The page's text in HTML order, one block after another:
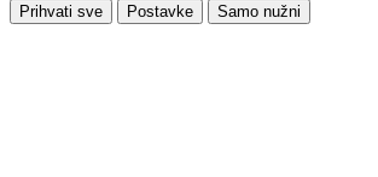
Prihvati sve Postavke Samo nužni